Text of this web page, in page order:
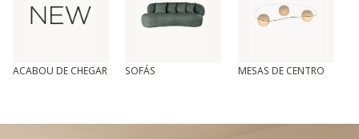
ACABOU DE CHEGAR SOFÁS MESAS DE CENTRO